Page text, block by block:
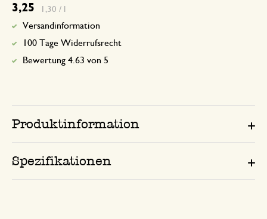
3,25 1,30 / l
Versandinformation
100 Tage Widerrufsrecht
Bewertung 4.63 von 5
Produktinformation
Spezifikationen